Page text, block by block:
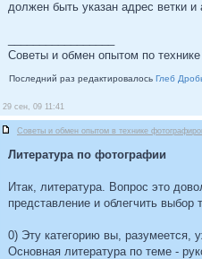
должен быть указан адрес ветки и
Советы и обмен опытом по
Последний раз редактировалось Глеб
29 сен, 09 11:41
Советы и обмен опытом в технике
Литература по фотографии
Итак, литература. Вопрос это
представление и облегчить выбор
0) Эту категорию вы, разумеется,
Основная литература по теме -